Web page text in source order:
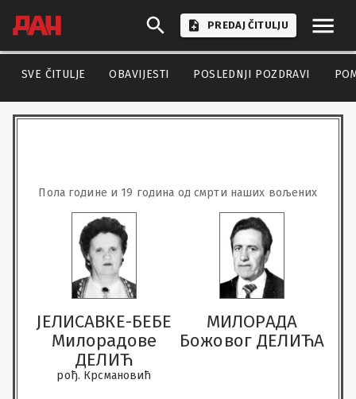
PREDAJ ČITULJU
SVE ČITULJE OBAVIJESTI POSLEDNJI POZDRAVI
Пола године и 19 година од смрти наших вољених
ЈЕЛИСАВКЕ-БЕБЕ
Милорадове
ДЕЛИЋ
рођ. Крсмановић
МИЛОРАДА
Божовог ДЕЛИЋА